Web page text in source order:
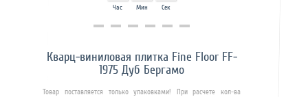
Час Мин Сек
Купить в 1 клик
Кварц-виниловая плитка Fine Floor FF-
1975 Дуб Бергамо
Товар поставляется только упаковками! При расчете кол-ва